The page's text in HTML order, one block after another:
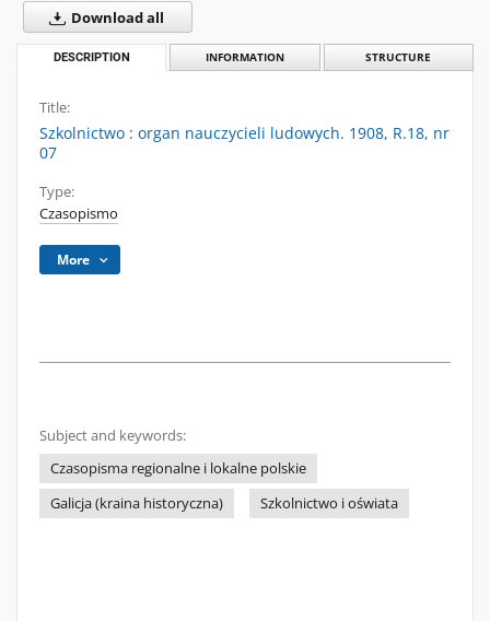
Download all
DESCRIPTION INFORMATION STRUCTURE
Title:
Szkolnictwo : organ nauczycieli ludowych. 1908, R.18, nr
07
Type:
Czasopismo
More
Subject and keywords:
Czasopisma regionalne i lokalne polskie
Galicja (kraina historyczna)
Szkolnictwo i oświata